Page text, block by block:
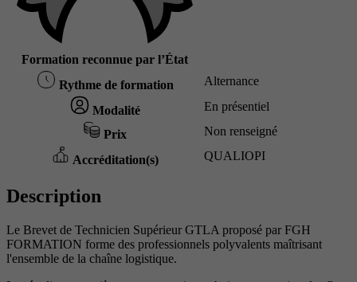
Formation reconnue par l’État
Rythme de formation Alternance
Modalité En présentiel
Prix Non renseigné
Accréditation(s) QUALIOPI
Description
Le Brevet de Technicien Supérieur GTLA proposé par FGH
FORMATION forme des professionnels polyvalents maîtrisant
l'ensemble de la chaîne logistique.